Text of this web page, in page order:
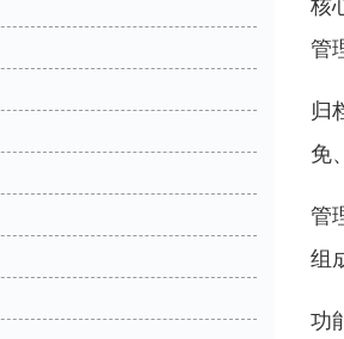
管
归
免
管
组
功